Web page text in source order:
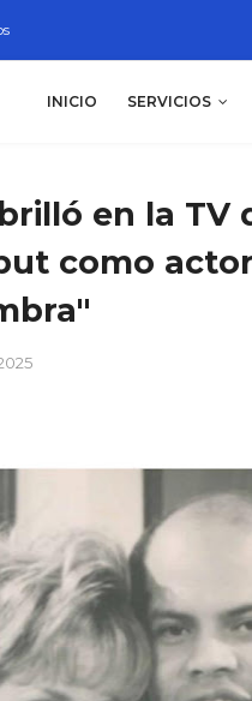
INICIO SERVICIOS
en la TV
como